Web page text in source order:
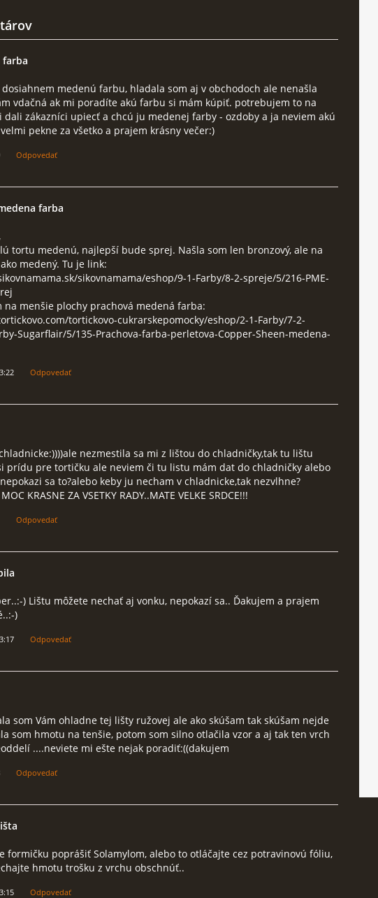
farba
dosiahnem medenú farbu, hladala som aj v obchodoch ale nenašla
vdačná ak mi poradíte akú farbu si mám kúpiť. potrebujem to na
zákazníci upiecť a chcú ju medenej farby - ozdoby a ja neviem akú
pekne za všetko a prajem krásny večer:)
Odpovedať
farba
tortu medenú, najlepší bude sprej. Našla som len bronzový, ale na
medený. Tu je link:
sikovnamama/eshop/9-1-Farby/8-2-spreje/5/216-PME-
na menšie plochy prachová medená farba:
tortickovo-cukrarskepomocky/eshop/2-1-Farby/7-2-
Sugarflair/5/135-Prachova-farba-perletova-Copper-Sheen-medena-
Odpovedať
nezmestila sa mi z lištou do chladničky,tak tu lištu
prídu pre tortičku ale neviem či tu listu mám dat do chladničky alebo
sa to?alebo keby ju necham v chladnicke,tak nezvlhne?
KRASNE ZA VSETKY RADY..MATE VELKE SRDCE!!!
Odpovedať
) Lištu môžete nechať aj vonku, nepokazí sa.. Ďakujem a prajem
)
Odpovedať
som Vám ohladne tej lišty ružovej ale ako skúšam tak skúšam nejde
som hmotu na tenšie, potom som silno otlačila vzor a aj tak ten vrch
....neviete mi ešte nejak poradiť:((dakujem
Odpovedať
formičku poprášiť Solamylom, alebo to otláčajte cez potravinovú fóliu,
hmotu trošku z vrchu obschnúť..
Odpovedať